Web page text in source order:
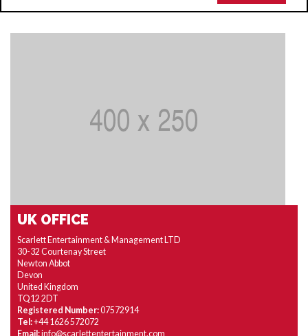
UK OFFICE
Scarlett Entertainment & Management LTD
30-32 Courtenay Street
Newton Abbot
Devon
United Kingdom
TQ12 2DT
Registered Number:07572914
Tel:+44 1626 572072
Email:info@scarlettentertainment.com